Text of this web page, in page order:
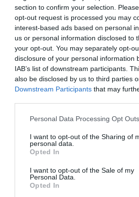
section to confirm your selection.
opt-out request is processed you may
interest-based ads based on personal
us or personal information disclosed to
your opt-out. You may separately opt-
disclosure of your personal information
IAB’s list of downstream participants.
also be disclosed by us to third parties
Downstream Participants that may
Personal Data Processing Opt Outs
I want to opt-out of the Sharing of
personal data.
Opted In
I want to opt-out of the Sale of my
Personal Data.
Opted In
αυτόν τον φυσικό τρόπο,
δεξιότητες και κατακτούν τη
την εκπαιδευτική εμπειρία σε μια
περιπέτεια!
Γιατί να επιλέξετε τα
παιχνίδια Educo;
Η Educo ξεχωρίζει γιατί παρέχει
κατευθυντήριες γραμμέςγια τη
διδασκαλία. Τα προϊόντα της είναι
κατηγοριοποιημένα σε ενότητες,
οποίες εξυπηρετεί έναν
στόχο:
έως τη λογική σκέψη.
ένα εργαλείο που κινητοποιεί τη
δημιουργικότητα.
Παιδαγωγική Δομή:
Νηπιαγωγεία).
Ένας Όμιλος, Ένας Κόσμος